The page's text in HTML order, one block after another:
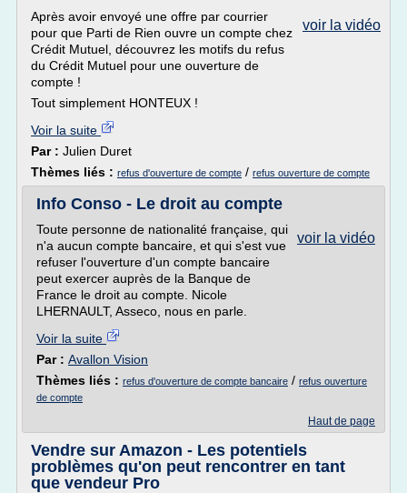
voir la vidéo
Après avoir envoyé une offre par courrier
pour que Parti de Rien ouvre un compte chez
Crédit Mutuel, découvrez les motifs du refus
du Crédit Mutuel pour une ouverture de
compte !
Tout simplement HONTEUX !
Voir la suite
Par : Julien Duret
Thèmes liés : refus d'ouverture de compte / refus ouverture de compte
Info Conso - Le droit au compte
voir la vidéo
Toute personne de nationalité française, qui
n'a aucun compte bancaire, et qui s'est vue
refuser l'ouverture d'un compte bancaire
peut exercer auprès de la Banque de
France le droit au compte. Nicole
LHERNAULT, Asseco, nous en parle.
Voir la suite
Par : Avallon Vision
Thèmes liés : refus d'ouverture de compte bancaire / refus ouverture
de compte
Haut de page
Vendre sur Amazon - Les potentiels
problèmes qu'on peut rencontrer en tant
que vendeur Pro